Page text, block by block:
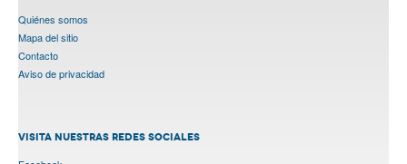
Quiénes somos
Mapa del sitio
Contacto
Aviso de privacidad
VISITA NUESTRAS REDES SOCIALES